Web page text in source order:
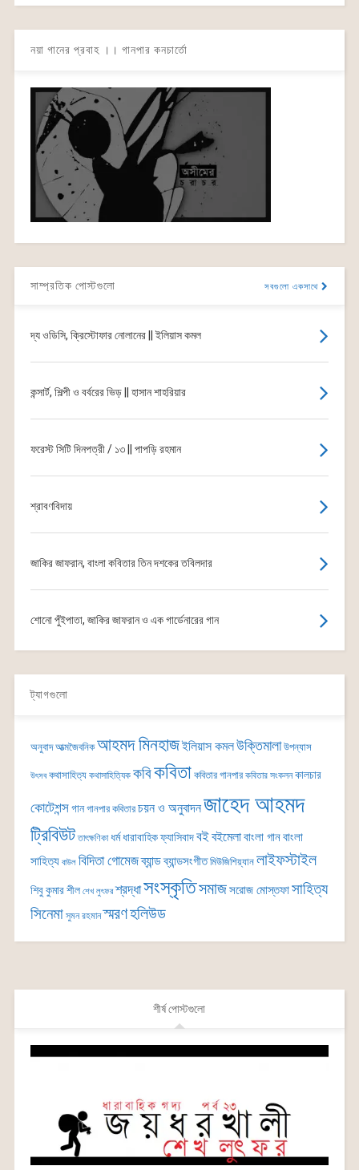
নয়া গানের প্রবাহ ।। গানপার কনচার্তো
সাম্প্রতিক পোস্টগুলো সবগুলো একসাথে
দ্য ওডিসি, ক্রিস্টোফার নোলানের || ইলিয়াস কমল
কন্সার্ট, শিল্পী ও বর্বরের ভিড় || হাসান শাহরিয়ার
ফরেস্ট সিটি দিনপত্রী / ১৩ || পাপড়ি রহমান
শ্রাবণবিদায়
জাকির জাফরান, বাংলা কবিতার তিন দশকের তবিলদার
শোনো পুঁইপাতা, জাকির জাফরান ও এক গার্ডেনারের গান
ট্যাগগুলো
অনুবাদ আত্মজৈবনিক আহমদ মিনহাজইলিয়াস কমলউক্তিমালা উপন্যাস
উৎসব কথাসাহিত্য কথাসাহিত্যিক কবিকবিতা কবিতার গানপার কবিতার সংকলন কালচার
কোটেশন্সগান গানপার কবিতার চয়ন ও অনুবাদনজাহেদ আহমদ
ট্রিবিউট তাৎক্ষণিকা ধর্ম ধারাবাহিকফ্যাসিবাদবইবইমেলাবাংলা গানবাংলা
সাহিত্য বাউল বিদিতা গোমেজব্যান্ডব্যান্ডসংগীত মিউজিশিয়্যান লাইফস্টাইল
শিবু কুমার শীল শেখ লুৎফর শ্রদ্ধাসংস্কৃতিসমাজসরোজ মোস্তফাসাহিত্য
সিনেমা সুমন রহমান স্মরণহলিউড
শীর্ষ পোস্টগুলো